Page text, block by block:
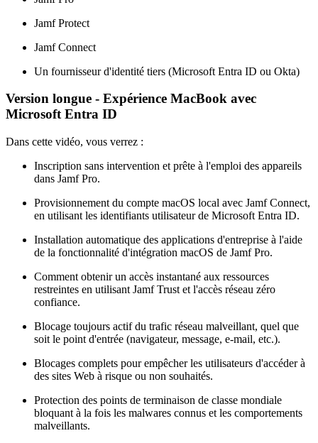
Jamf Protect
Jamf Connect
Un fournisseur d'identité tiers (Microsoft Entra ID ou Okta)
Version longue - Expérience MacBook avec
Microsoft Entra ID
Dans cette vidéo, vous verrez :
Inscription sans intervention et prête à l'emploi des appareils
dans Jamf Pro.
Provisionnement du compte macOS local avec Jamf Connect,
en utilisant les identifiants utilisateur de Microsoft Entra ID.
Installation automatique des applications d'entreprise à l'aide
de la fonctionnalité d'intégration macOS de Jamf Pro.
Comment obtenir un accès instantané aux ressources
restreintes en utilisant Jamf Trust et l'accès réseau zéro
confiance.
Blocage toujours actif du trafic réseau malveillant, quel que
soit le point d'entrée (navigateur, message, e-mail, etc.).
Blocages complets pour empêcher les utilisateurs d'accéder à
des sites Web à risque ou non souhaités.
Protection des points de terminaison de classe mondiale
bloquant à la fois les malwares connus et les comportements
malveillants.